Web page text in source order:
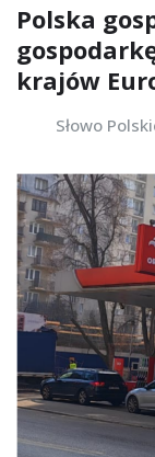
Polska
krajów
Słowo